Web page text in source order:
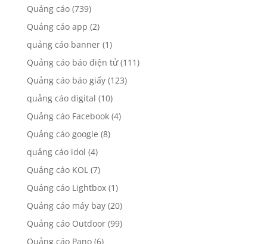
Quảng cáo(739)
Quảng cáo app (2)
quảng cáo banner(1)
Quảng cáo báo điện tử(111)
Quảng cáo báo giấy(123)
quảng cáo digital (10)
Quảng cáo Facebook(4)
Quảng cáo google (8)
quảng cáo idol (4)
Quảng cáo KOL(7)
Quảng cáo Lightbox(1)
Quảng cáo máy bay(20)
Quảng cáo Outdoor(99)
Quảng cáo Pano(6)